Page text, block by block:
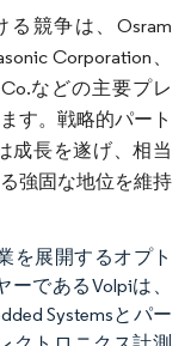
競争は、Osram
Corporation、
Co.などの主要プレ
す。戦略的パート
成長を遂げ、相当
強固な地位を維持
を展開するオプト
であるVolpiは、
Systemsとパー